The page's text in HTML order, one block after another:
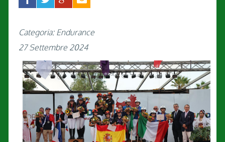
Categoria: Endurance
27 Settembre 2024